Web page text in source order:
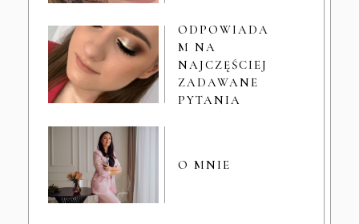
ODPOWIADA
M NA
NAJCZĘŚCIEJ
ZADAWANE
PYTANIA
O MNIE